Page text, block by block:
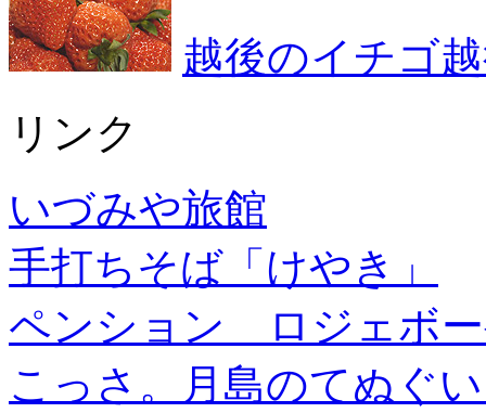
越後のイチゴ
リンク
いづみや旅館
手打ちそば「けやき」
ペンション ロジェボ
こっさ。月島のてぬぐ